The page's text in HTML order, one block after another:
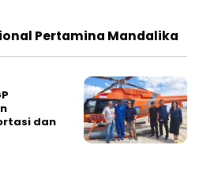
Pertamina Mandalika
dan